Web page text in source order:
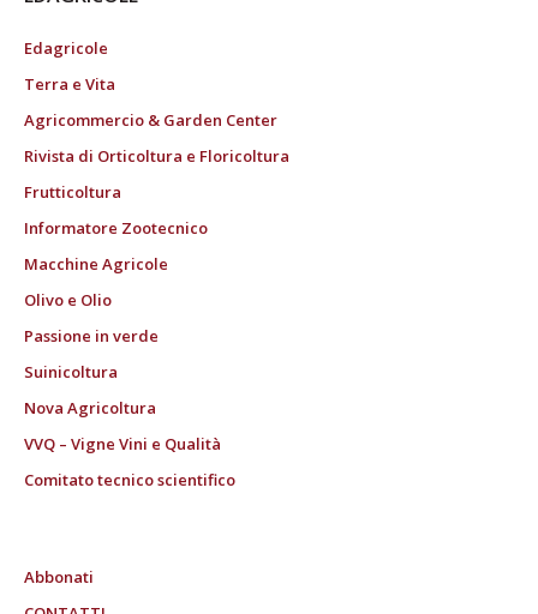
Edagricole
Terra e Vita
Agricommercio & Garden Center
Rivista di Orticoltura e Floricoltura
Frutticoltura
Informatore Zootecnico
Macchine Agricole
Olivo e Olio
Passione in verde
Suinicoltura
Nova Agricoltura
VVQ – Vigne Vini e Qualità
Comitato tecnico scientifico
Abbonati